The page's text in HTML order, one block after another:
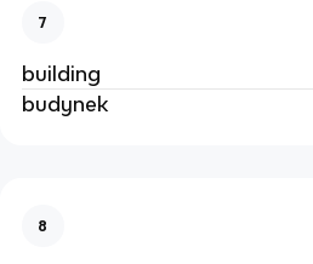
7
building
budynek
8